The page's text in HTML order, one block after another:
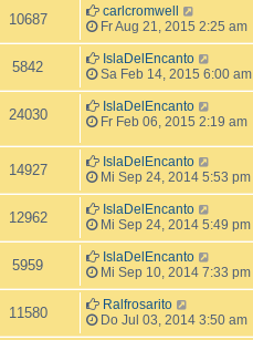
10687
carlcromwell
Fr Aug 21, 2015 2:25 am
5842
IslaDelEncanto
Sa Feb 14, 2015 6:00 am
24030
IslaDelEncanto
Fr Feb 06, 2015 2:19 am
14927
IslaDelEncanto
Mi Sep 24, 2014 5:53 pm
12962
IslaDelEncanto
Mi Sep 24, 2014 5:49 pm
5959
IslaDelEncanto
Mi Sep 10, 2014 7:33 pm
11580
Ralfrosarito
Do Jul 03, 2014 3:50 am